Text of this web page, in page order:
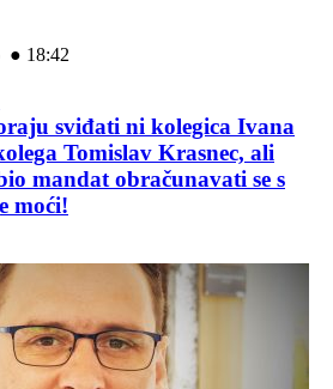
● 18:42
sviđati ni kolegica Ivana
Tomislav Krasnec, ali
mandat obračunavati se s
moći!